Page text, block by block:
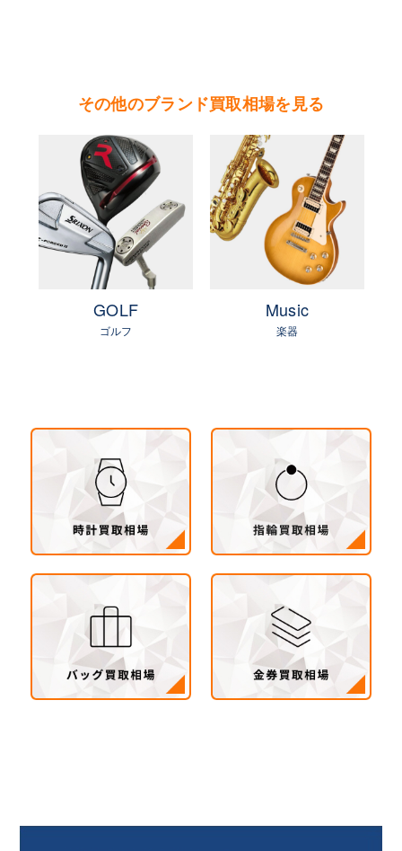
茨城県 県南地区（石岡市・かすみがうら市・土
浦市・つくば市・阿見町・美浦町・稲敷市・牛久
市・龍ヶ崎市・取手市・利根町・河内町・つくば
みらい市・守谷市）
茨城県 県西地区（桜川市・筑西市・下妻市・常
総市・坂東市・結城市・古川市・境町・五霞町）
その他のブランド買取相場を見る